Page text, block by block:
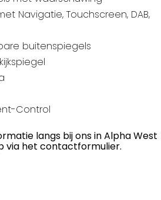
Navigatie, Touchscreen, DAB,
buitenspiegels
Control
langs bij ons in Alpha West
via het contactformulier.